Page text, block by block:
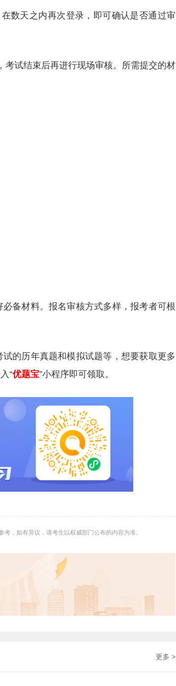
数天之内再次登录，即可确认是否通过审
试结束后再进行现场审核。所需提交的材
备材料。报名审核方式多样，报考者可根
的历年真题和模拟试题等，想要获取更多
“优题宝”小程序即可领取。
，如有异议，请考生以权威部门公布的内容为准。
更多 >